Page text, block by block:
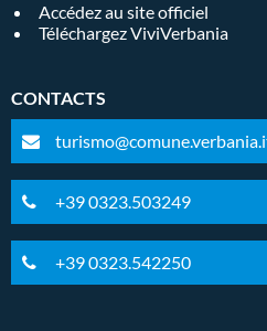
Accédez au site officiel
Téléchargez ViviVerbania
CONTACTS
+39 0323.503249
+39 0323.542250